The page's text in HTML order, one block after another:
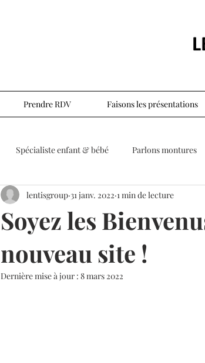
Prendre RDV Faisons les présentations
Spécialiste enfant & bébé Parlons montures
Soyez les
nouveau site !
lentisgroup 31 janv. 2022 1 min de lecture
Dernière mise à jour : 8 mars 2022